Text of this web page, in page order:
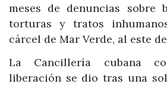
meses de denuncias sobre
torturas y tratos
cárcel de Mar Verde, al este
La Cancillería cubana
liberación se dio tras una